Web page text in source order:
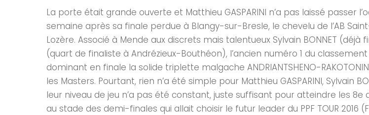
La porte était grande ouverte et Matthieu GASPARINI n’a pas laissé passer
semaine après sa finale perdue à Blangy-sur-Bresle, le chevelu de l’AB
Lozère. Associé à Mende aux discrets mais talentueux Sylvain BONNET
(quart de finaliste à Andrézieux-Bouthéon), l’ancien numéro 1 du
dominant en finale la solide triplette malgache ANDRIANTSHENO-
les Masters. Pourtant, rien n’a été simple pour Matthieu GASPARINI, Sylvain
leur niveau de jeu n’a pas été constant, juste suffisant pour atteindre les 8e
au stade des demi-finales qui allait choisir le futur leader du PPF TOUR